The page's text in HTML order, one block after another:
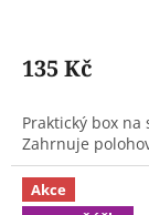
135 Kč
Praktický box
Zahrnuje
Akce